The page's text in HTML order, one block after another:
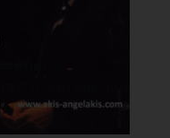
η ζωή μας που